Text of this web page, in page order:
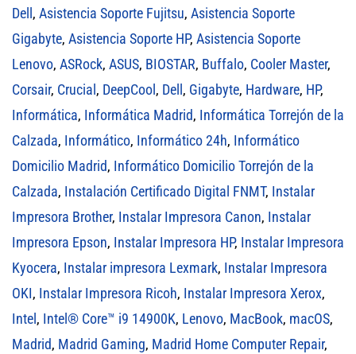
Dell, Asistencia Soporte Fujitsu, Asistencia Soporte
Gigabyte, Asistencia Soporte HP, Asistencia Soporte
Lenovo, ASRock, ASUS, BIOSTAR, Buffalo, Cooler Master,
Corsair, Crucial, DeepCool, Dell, Gigabyte, Hardware, HP,
Informática, Informática Madrid, Informática Torrejón de la
Calzada, Informático, Informático 24h, Informático
Domicilio Madrid, Informático Domicilio Torrejón de la
Calzada, Instalación Certificado Digital FNMT, Instalar
Impresora Brother, Instalar Impresora Canon, Instalar
Impresora Epson, Instalar Impresora HP, Instalar Impresora
Kyocera, Instalar impresora Lexmark, Instalar Impresora
OKI, Instalar Impresora Ricoh, Instalar Impresora Xerox,
Intel, Intel® Core™ i9 14900K, Lenovo, MacBook, macOS,
Madrid, Madrid Gaming, Madrid Home Computer Repair,